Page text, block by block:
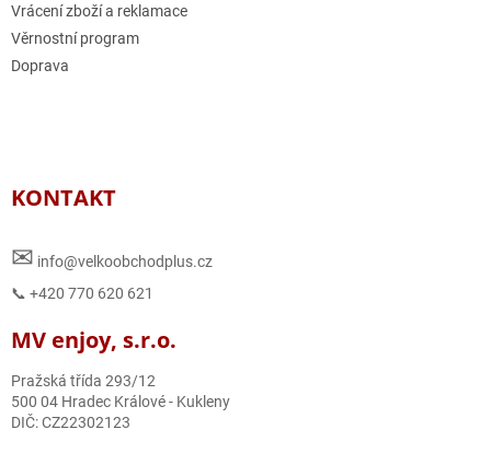
Vrácení zboží a reklamace
Věrnostní program
Doprava
KONTAKT
✉ info@velkoobchodplus.cz
📞 +420 770 620 621
MV enjoy, s.r.o.
Pražská třída 293/12
500 04 Hradec Králové - Kukleny
DIČ: CZ22302123